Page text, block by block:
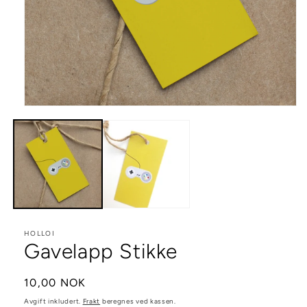
medie
modal
HOLLOI
Gavelapp Stikke
Vanlig
pris
10,00 NOK
Avgift inkludert. Frakt beregnes ved kassen.